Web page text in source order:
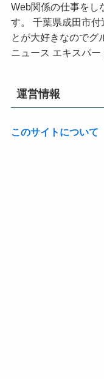
Web関係の仕事をし
す。 千葉県成田市付
とが大好きなのでグ
ニュース エキスパー
運営情報
このサイトについて